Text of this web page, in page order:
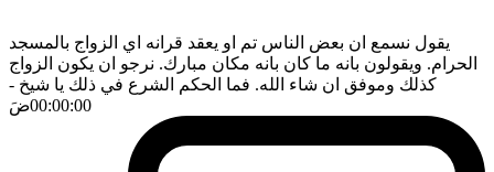
يقول نسمع ان بعض الناس تم او يعقد قرانه اي الزواج بالمسجد
الحرام. ويقولون بانه ما كان بانه مكان مبارك. نرجو ان يكون الزواج
كذلك وموفق ان شاء الله. فما الحكم الشرع في ذلك يا شيخ -
00:00:00ضَ